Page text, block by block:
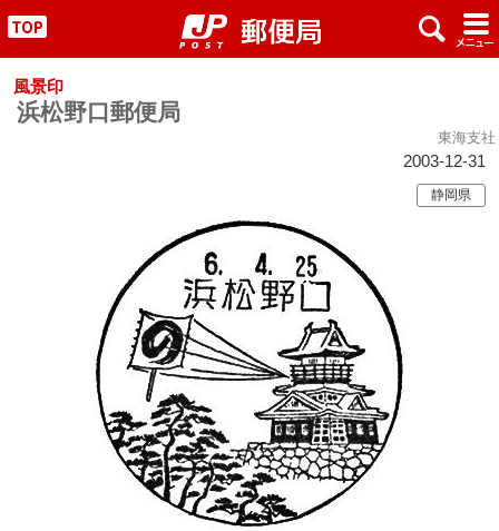
" x #
風景印
浜松野口郵便局
東海支社
2003-12-31
静岡県